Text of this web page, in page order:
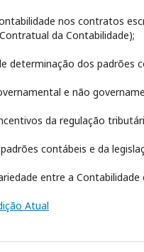
nos contratos
da Contabilidade);
determinação dos padrões
e não
da regulação
contábeis e da
entre a Contabilidade
Atual